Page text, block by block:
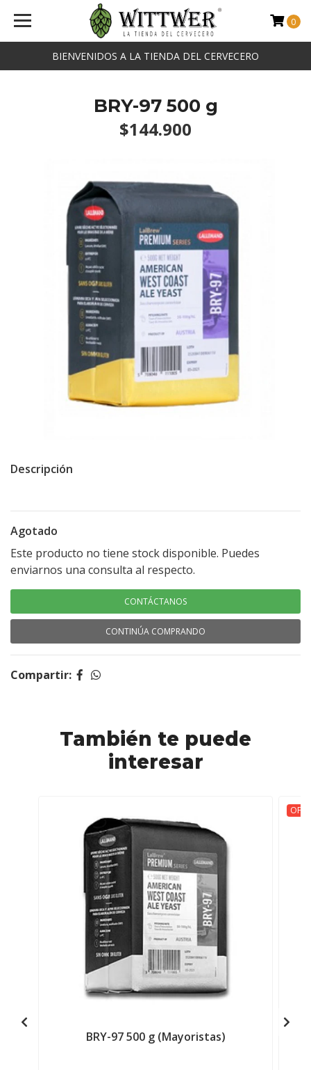
BIENVENIDOS A LA TIENDA DEL CERVECERO
0
BRY-97 500 g
$144.900
Descripción
Agotado
Este producto no tiene stock disponible. Puedes
enviarnos una consulta al respecto.
CONTÁCTANOS
CONTINÚA COMPRANDO
Compartir:
También te puede
interesar
BRY-97 500 g (Mayoristas)